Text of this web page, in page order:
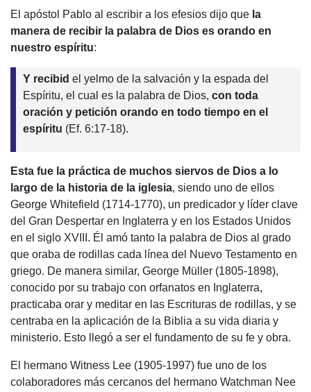
El apóstol Pablo al escribir a los efesios dijo que la
manera de recibir la palabra de Dios es orando en
nuestro espíritu:
Y recibid el yelmo de la salvación y la espada del
Espíritu, el cual es la palabra de Dios, con toda
oración y petición orando en todo tiempo en el
espíritu (Ef. 6:17-18).
Esta fue la práctica de muchos siervos de Dios a lo
largo de la historia de la iglesia, siendo uno de ellos
George Whitefield (1714-1770), un predicador y líder clave
del Gran Despertar en Inglaterra y en los Estados Unidos
en el siglo XVIII. Él amó tanto la palabra de Dios al grado
que oraba de rodillas cada línea del Nuevo Testamento en
griego. De manera similar, George Müller (1805-1898),
conocido por su trabajo con orfanatos en Inglaterra,
practicaba orar y meditar en las Escrituras de rodillas, y se
centraba en la aplicación de la Biblia a su vida diaria y
ministerio. Esto llegó a ser el fundamento de su fe y obra.
El hermano Witness Lee (1905-1997) fue uno de los
colaboradores más cercanos del hermano Watchman Nee